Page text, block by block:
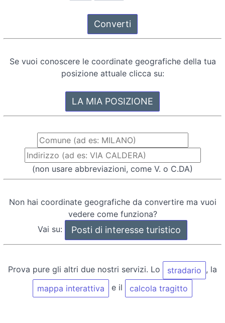
Se vuoi conoscere le coordinate geografiche della tua
posizione attuale clicca su:
(non usare abbreviazioni, come V. o C.DA)
Non hai coordinate geografiche da convertire ma vuoi
vedere come funziona?
Vai su:
Prova pure gli altri due nostri servizi. Lo stradario , la
mappa interattiva
e il calcola tragitto